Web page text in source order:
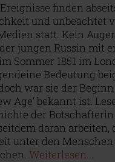
finden
und unbeachtet
statt. Kein
jungen Russin mit
Sommer 1851 im
Bedeutung
war sie der
Age‘ bekannt ist.
der
daran
unter den
Weiterlesen...